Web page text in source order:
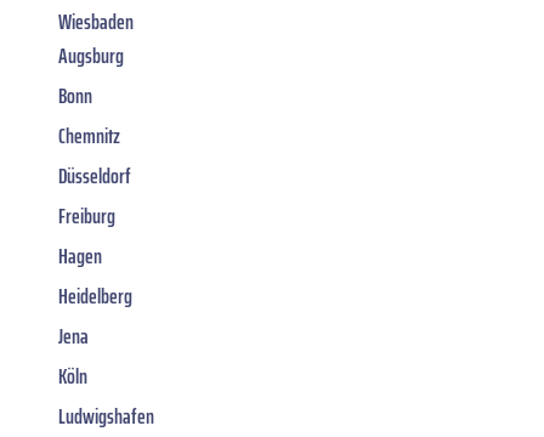
Wiesbaden
Augsburg
Bonn
Chemnitz
Düsseldorf
Freiburg
Hagen
Heidelberg
Jena
Köln
Ludwigshafen